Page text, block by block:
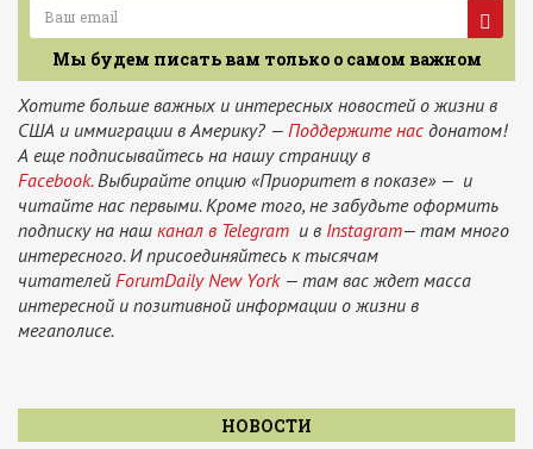
Мы будем писать вам только о самом важном
Хотите больше важных и интересных новостей о жизни в
США и иммиграции в Америку? — Поддержите нас донатом!
А еще подписывайтесь на нашу страницу в
Facebook.Выбирайте опцию «Приоритет в показе» — и
читайте нас первыми. Кроме того, не забудьте оформить
подписку на наш канал в Telegram и в Instagram— там много
интересного. И присоединяйтесь к тысячам
читателей ForumDaily New York— там вас ждет масса
интересной и позитивной информации о жизни в
мегаполисе.
НОВОСТИ